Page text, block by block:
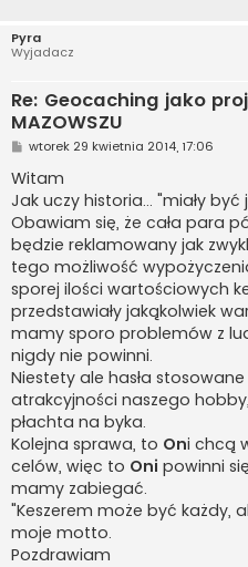
Pyra
Wyjadacz
Re: Geocaching jako
MAZOWSZU
P
s
t
wtorek 29 kwietnia 2014, 17:06
Witam
Jak uczy historia... "miały być
Obawiam się, że cała para
będzie reklamowany jak
tego możliwość
sporej ilości wartościowych
przedstawiały jakąkolwiek
mamy sporo problemów z
nigdy nie powinni.
Niestety ale hasła
atrakcyjności naszego
płachta na byka.
Kolejna sprawa, to Oni chcą
celów, więc to Oni powinni
mamy zabiegać.
"Keszerem może być każdy,
moje motto.
Pozdrawiam